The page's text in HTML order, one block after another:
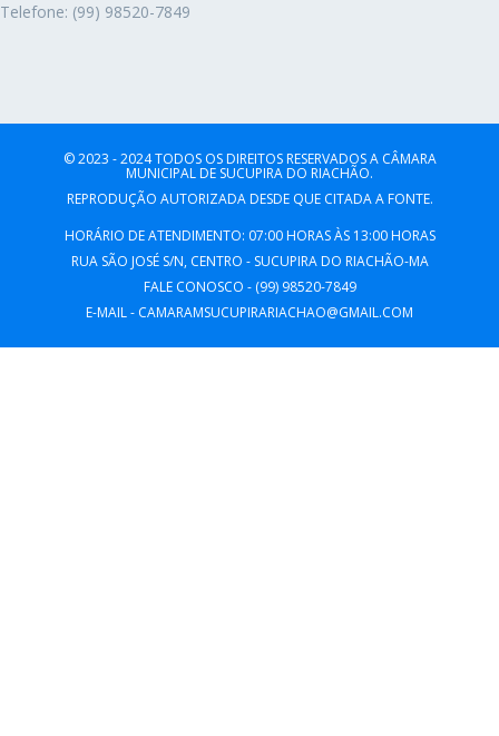
Telefone: (99) 98520-7849
© 2023 - 2024 TODOS OS DIREITOS RESERVADOS A CÂMARA
MUNICIPAL DE SUCUPIRA DO RIACHÃO.
REPRODUÇÃO AUTORIZADA DESDE QUE CITADA A FONTE.
HORÁRIO DE ATENDIMENTO: 07:00 HORAS ÀS 13:00 HORAS
RUA SÃO JOSÉ S/N, CENTRO - SUCUPIRA DO RIACHÃO-MA
FALE CONOSCO - (99) 98520-7849
E-MAIL - CAMARAMSUCUPIRARIACHAO@GMAIL.COM